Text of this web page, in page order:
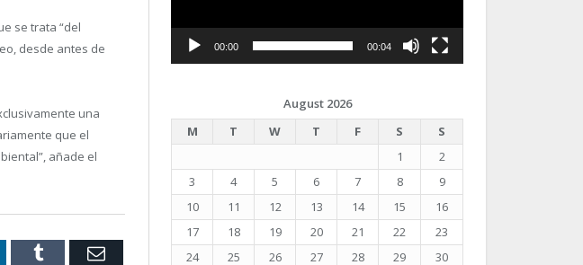
se trata “del
desde antes de
una
que el
añade el
Tumblr Email
00:00 00:04
August 2026
M
T W T F S
S
1
2
3
4 5 6 7 8
9
10
11 12 13 14 15
16
17
18 19 20 21 22
23
24
25 26 27 28 29
30